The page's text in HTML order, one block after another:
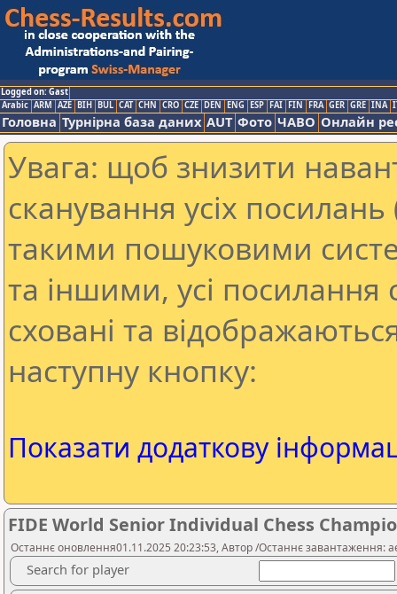
Logged on: Gast
Arabic ARM AZE BIH BUL CAT CHN CRO CZE DEN ENG ESP FAI FIN FRA GER GRE INA
Головна Турнірна база даних AUT Фото ЧАВО Онлайн
Увага: щоб знизити
сканування усіх
такими пошуковими
та іншими, усі посилання
сховані та
наступну кнопку:
Показати додаткову
FIDE World Senior Individual Chess
Останнє оновлення01.11.2025 20:23:53, Автор /Останнє завантаження:
Search for player